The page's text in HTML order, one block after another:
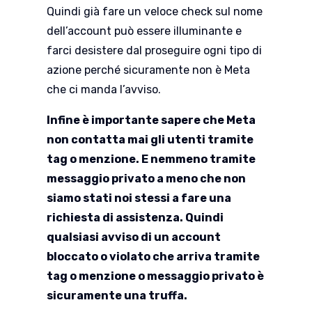
Quindi già fare un veloce check sul nome
dell’account può essere illuminante e
farci desistere dal proseguire ogni tipo di
azione perché sicuramente non è Meta
che ci manda l’avviso.
Infine è importante sapere che Meta
non contatta mai gli utenti tramite
tag o menzione. E nemmeno tramite
messaggio privato a meno che non
siamo stati noi stessi a fare una
richiesta di assistenza. Quindi
qualsiasi avviso di un account
bloccato o violato che arriva tramite
tag o menzione o messaggio privato è
sicuramente una truffa.